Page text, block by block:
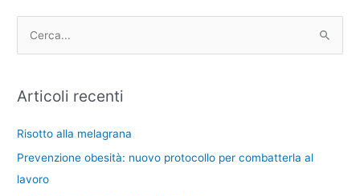
cArticoli recenti
Risotto alla melagrana
Prevenzione obesità: nuovo protocollo per combatterla al
lavoro
e
o
i
e
h
v